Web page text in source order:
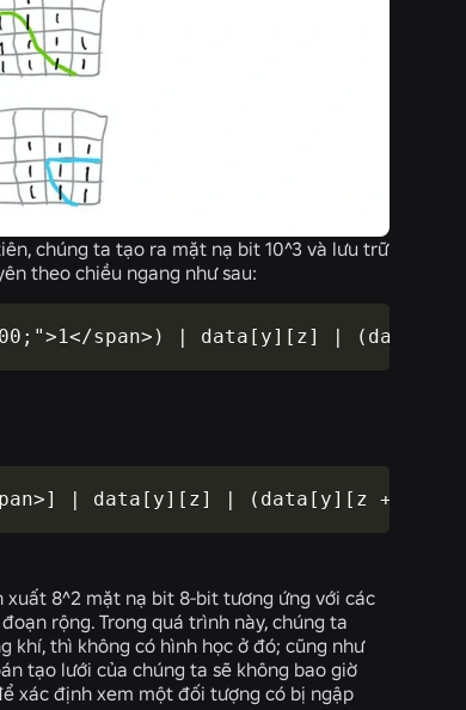
chúng ta tạo ra mặt nạ bit 10^3 và lưu trữ
theo chiều ngang như sau:
span>) | data[y][z] |
| data[y][z] | (data[y][z +
xuất 8^2 mặt nạ bit 8-bit tương ứng với các
rộng. Trong quá trình này, chúng ta
khí, thì không có hình học ở đó; cũng như
tạo lưới của chúng ta sẽ không bao giờ
xác định xem một đối tượng có bị ngập